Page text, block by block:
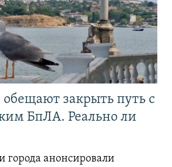
обещают закрыть путь с
БпЛА. Реально ли
города анонсировали